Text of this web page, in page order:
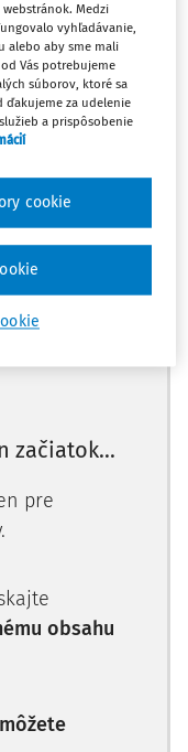
ktorý bude
hneď prvou
hodnoty v z. n. p.
so smernicou Rady
spoločnom systéme
stanovuje
začiatok...
pre
obsahu
Medzi
vyhľadávanie,
alebo aby sme mali
Vás potrebujeme
súborov, ktoré sa
ďakujeme za udelenie
a prispôsobenie
cookie